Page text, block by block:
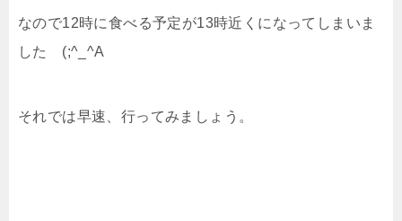
なので12時に食べる予定が13時近くになってしまいま
した (;^_^A
それでは早速、行ってみましょう。